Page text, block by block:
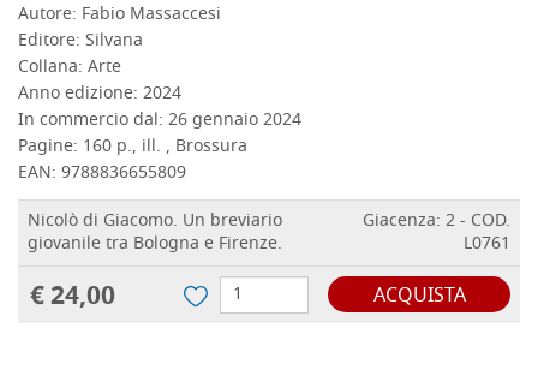
Autore: Fabio Massaccesi
Editore: Silvana
Collana: Arte
Anno edizione: 2024
In commercio dal: 26 gennaio 2024
Pagine: 160 p., ill. , Brossura
EAN: 9788836655809
Nicolò di Giacomo. Un breviario
giovanile tra Bologna e Firenze.
Giacenza: 2 - COD.
L0761
€ 24,00 ACQUISTA